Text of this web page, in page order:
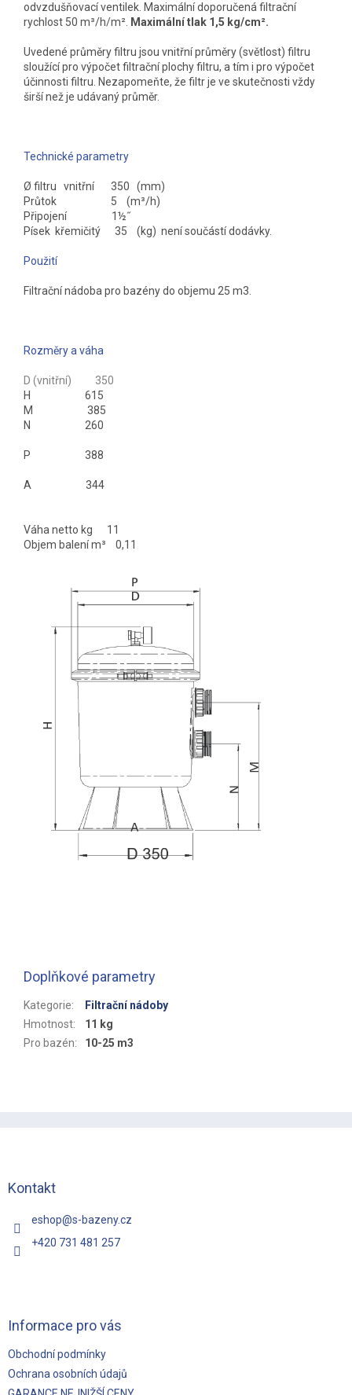
odvzdušňovací ventilek. Maximální doporučená filtrační
rychlost 50 m³/h/m². Maximální tlak 1,5 kg/cm².
Uvedené průměry filtru jsou vnitřní průměry (světlost) filtru
sloužící pro výpočet filtrační plochy filtru, a tím i pro výpočet
účinnosti filtru. Nezapomeňte, že filtr je ve skutečnosti vždy
širší než je udávaný průměr.
Technické parametry
Ø filtru vnitřní 350 (mm)
Průtok 5 (m³/h)
Připojení 1½˝
Písek křemičitý 35 (kg) není součástí dodávky.
Použití
Filtrační nádoba pro bazény do objemu 25 m3.
Rozměry a váha
D (vnitřní) 350
H 615
M 385
N 260
P 388
A 344
Váha netto kg 11
Objem balení m³ 0,11
Doplňkové parametry
Kategorie:
Filtrační nádoby
Hmotnost:
11 kg
Pro bazén: 10-25 m3
Kontakt
eshop@s-bazeny.cz
+420 731 481 257
Informace pro vás
Obchodní podmínky
Ochrana osobních údajů